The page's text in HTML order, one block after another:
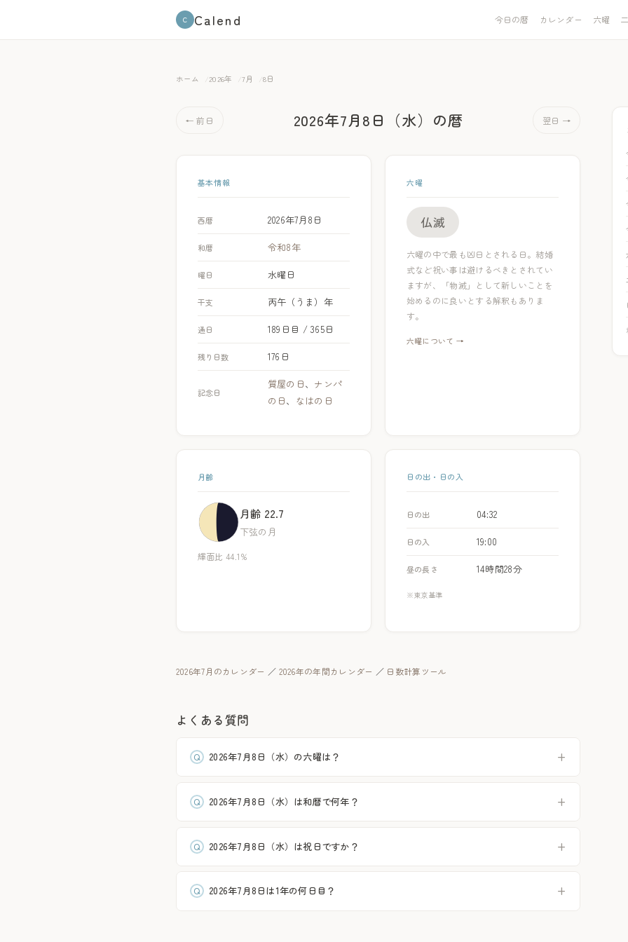
C Calend 今日の暦 カレンダー 六曜
ホーム 2026年 7月 8日
← 前日 2026年7月8日（水） の暦 翌日 →
基本情報
西暦 2026年7月8日
和暦 令和8年
曜日 水曜日
干支 丙午（うま）年
通日 189日目 / 365日
残り日数 176日
記念日
質屋の日、 ナンパ
の日、 なはの日
六曜
仏滅
六曜の中で最も凶日とされる日。結婚
式など祝い事は避けるべきとされてい
ますが、「物滅」として新しいことを
始めるのに良いとする解釈もありま
す。
六曜について →
月齢
月齢 22.7
下弦の月
輝面比 44.1%
日の出・日の入
日の出 04:32
日の入 19:00
昼の長さ 14時間28分
※東京基準
2026年7月のカレンダー ／ 2026年の年間カレンダー ／ 日数計算ツール
よくある質問
2026年7月8日（水）の六曜は？
2026年7月8日（水）は和暦で何年？
2026年7月8日（水）は祝日ですか？
2026年7月8日は1年の何日目？